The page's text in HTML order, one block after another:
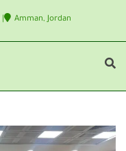
Amman, Jordan